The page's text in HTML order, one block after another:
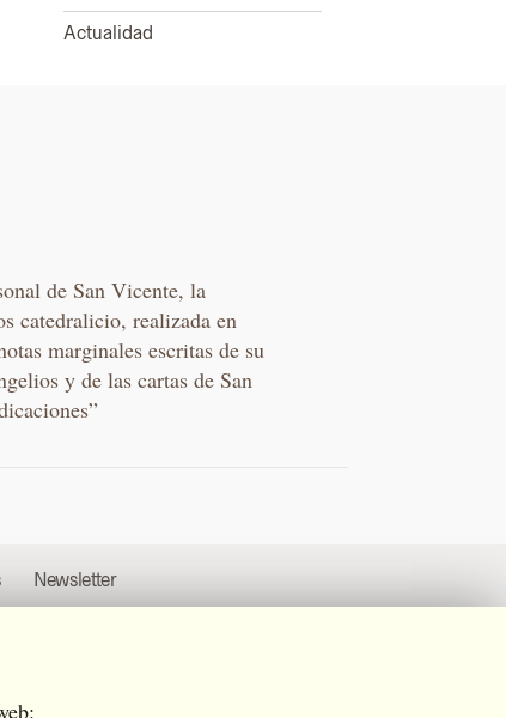
Actualidad
de San Vicente, la
catedralicio, realizada en
marginales escritas de su
y de las cartas de San
Newsletter